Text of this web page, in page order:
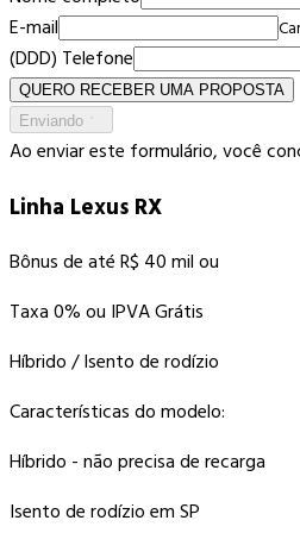
E-mail
(DDD) Telefone
QUERO RECEBER UMA PROPOSTA
Enviando
Ao enviar este formulário, você
Linha Lexus RX
Bônus de até R$ 40 mil ou
Taxa 0% ou IPVA Grátis
Híbrido / Isento de rodízio
Características do modelo:
Híbrido - não precisa de recarga
Isento de rodízio em SP